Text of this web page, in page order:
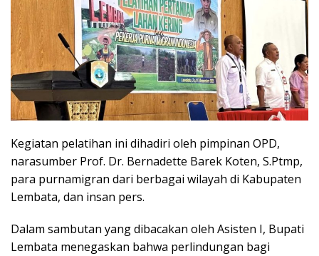
Kegiatan pelatihan ini dihadiri oleh pimpinan OPD,
narasumber Prof. Dr. Bernadette Barek Koten, S.Ptmp,
para purnamigran dari berbagai wilayah di Kabupaten
Lembata, dan insan pers.
Dalam sambutan yang dibacakan oleh Asisten I, Bupati
Lembata menegaskan bahwa perlindungan bagi